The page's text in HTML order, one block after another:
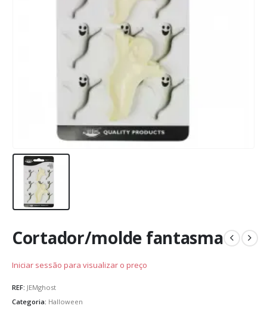
Cortador/molde fantasma
Iniciar sessão para visualizar o preço
REF: JEMghost
Categoria: Halloween